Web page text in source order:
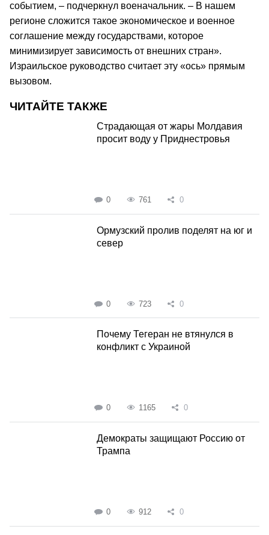
событием, – подчеркнул военачальник. – В нашем
регионе сложится такое экономическое и военное
соглашение между государствами, которое
минимизирует зависимость от внешних стран».
Израильское руководство считает эту «ось» прямым
вызовом.
ЧИТАЙТЕ ТАКЖЕ
Страдающая от жары Молдавия
просит воду у Приднестровья
0 761 0
Ормузский пролив поделят на юг и
север
0 723 0
Почему Тегеран не втянулся в
конфликт с Украиной
0 1165 0
Демократы защищают Россию от
Трампа
0 912 0